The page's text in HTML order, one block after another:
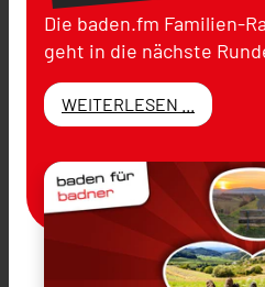
Die baden.fm Familien-
geht in die nächste
WEITERLESEN ...